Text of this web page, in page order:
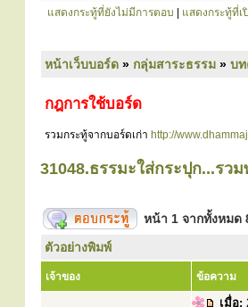
แสดงกระทู้ที่ยังไม่มีการตอบ แสดงกระทู้ที่เ
หน้าเว็บบอร์ด » กลุ่มสาระธรรม » บท
กฎการใช้บอร์ด
รวมกระทู้จากบอร์ดเก่า http://
31048.ธรรมะใส่กระปุก...รว
หน้า 1 จากทั้งหมด
ตัวอย่างพิมพ์
เจ้าของ ข้อความ
เมื่อ: